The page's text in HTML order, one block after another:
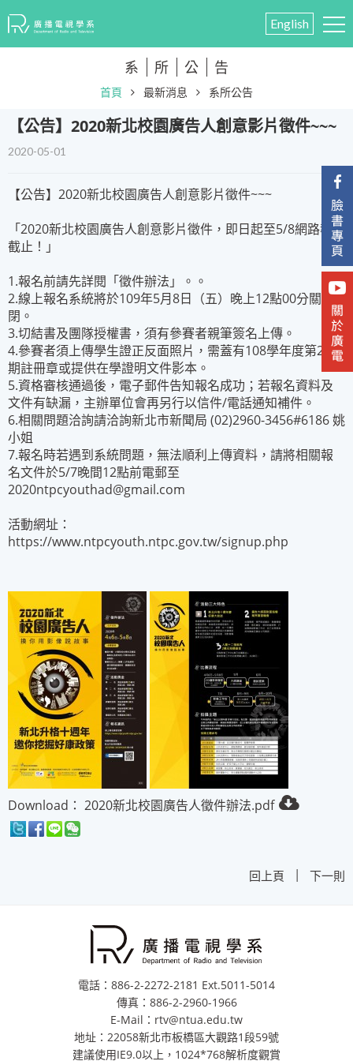
English
系 所 公 告
首頁 最新消息 系所公告
【公告】2020新北校園廣告人創意影片徵件~~~
2020-05-01
【公告】2020新北校園廣告人創意影片徵件~~~
「2020新北校園廣告人創意影片徵件，即日起至5/8網路報名
截止！」
1.報名前請先詳閱「徵件辦法」。。
2.線上報名系統將於109年5月8日（五）晚上12點00分關
閉。
3.切結書及團隊授權書，須有參賽者親筆簽名上傳。
4.參賽者須上傳學生證正反面照片，需蓋有108學年度第2學
期註冊章或提供在學證明文件影本。
5.資格審核通過後，電子郵件告知報名成功；若報名資料及
文件有缺漏，主辦單位會再另行以信件/電話通知補件。
6.相關問題洽詢請洽詢新北市新聞局 (02)2960-3456#6186 姚
小姐
7.報名時若遇到系統問題，無法順利上傳資料，請將相關報
名文件於5/7晚間12點前電郵至
2020ntpcyouthad@gmail.com
活動網址：
https://www.ntpcyouth.ntpc.gov.tw/signup.php
Download： 2020新北校園廣告人徵件辦法.pdf
回上頁 | 下一則
電話：886-2-2272-2181 Ext.5011-5014
傳真：886-2-2960-1966
E-Mail：rtv@ntua.edu.tw
地址：22058新北市板橋區大觀路1段59號
建議使用IE9.0以上，1024*768解析度觀賞